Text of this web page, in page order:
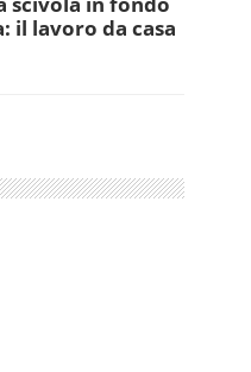
il lavoro da casa